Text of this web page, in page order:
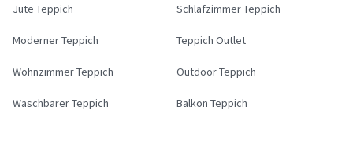
Jute Teppich Schlafzimmer Teppich
Moderner Teppich Teppich Outlet
Wohnzimmer Teppich Outdoor Teppich
Waschbarer Teppich Balkon Teppich